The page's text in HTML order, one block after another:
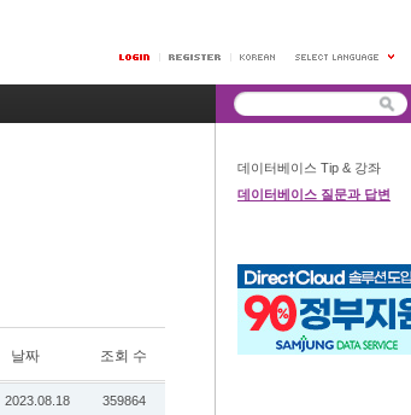
날짜 조회 수
2023.08.18 359864
데이터베이스 Tip & 강좌
데이터베이스 질문과 답변